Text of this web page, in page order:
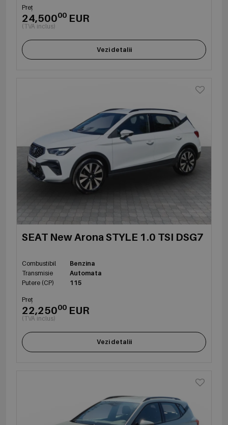
Preț
24,50000 EUR
(TVA inclus)
Vezi detalii
SEAT New Arona STYLE 1.0 TSI DSG7
Combustibil
Benzina
Transmisie
Automata
Putere (CP)
115
Preț
22,25000 EUR
(TVA inclus)
Vezi detalii